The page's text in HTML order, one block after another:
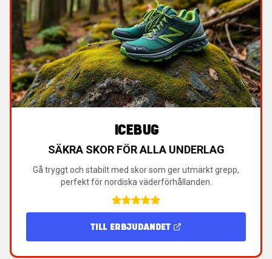
ICEBUG
SÄKRA SKOR FÖR ALLA UNDERLAG
Gå tryggt och stabilt med skor som ger utmärkt grepp,
perfekt för nordiska väderförhållanden.
TILL ERBJUDANDET